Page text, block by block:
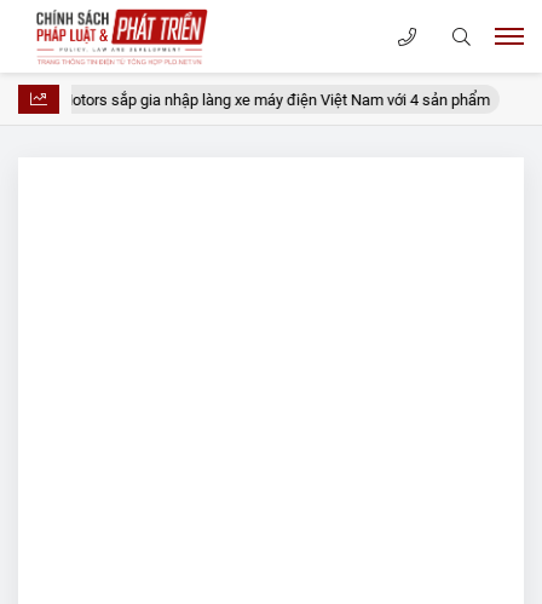
Motors sắp gia nhập làng xe máy điện Việt Nam với 4 sản phẩm